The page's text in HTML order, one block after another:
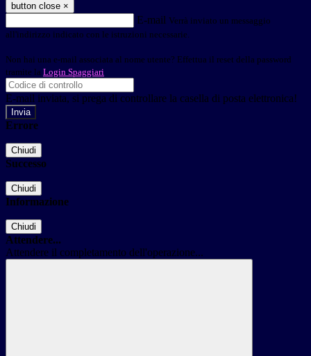
button close ×
E-mail Verrà inviato un messaggio
all'indirizzo indicato con le istruzioni necessarie.
Non hai una e-mail associata al nome utente? Effettua il reset della password
tramite la Login Spaggiari
E-mail inviata, si prega di controllare la casella di posta elettronica!
Errore
Chiudi
Successo
Chiudi
Informazione
Chiudi
Attendere...
Attendere il completamento dell'operazione...